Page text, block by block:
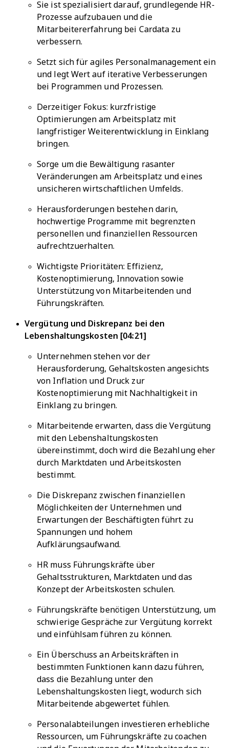
Sie ist spezialisiert darauf, grundlegende HR-
Prozesse aufzubauen und die
Mitarbeitererfahrung bei Cardata zu
verbessern.
Setzt sich für agiles Personalmanagement ein
und legt Wert auf iterative Verbesserungen
bei Programmen und Prozessen.
Derzeitiger Fokus: kurzfristige
Optimierungen am Arbeitsplatz mit
langfristiger Weiterentwicklung in Einklang
bringen.
Sorge um die Bewältigung rasanter
Veränderungen am Arbeitsplatz und eines
unsicheren wirtschaftlichen Umfelds.
Herausforderungen bestehen darin,
hochwertige Programme mit begrenzten
personellen und finanziellen Ressourcen
aufrechtzuerhalten.
Wichtigste Prioritäten: Effizienz,
Kostenoptimierung, Innovation sowie
Unterstützung von Mitarbeitenden und
Führungskräften.
Vergütung und Diskrepanz bei den
Lebenshaltungskosten [04:21]
Unternehmen stehen vor der
Herausforderung, Gehaltskosten angesichts
von Inflation und Druck zur
Kostenoptimierung mit Nachhaltigkeit in
Einklang zu bringen.
Mitarbeitende erwarten, dass die Vergütung
mit den Lebenshaltungskosten
übereinstimmt, doch wird die Bezahlung eher
durch Marktdaten und Arbeitskosten
bestimmt.
Die Diskrepanz zwischen finanziellen
Möglichkeiten der Unternehmen und
Erwartungen der Beschäftigten führt zu
Spannungen und hohem
Aufklärungsaufwand.
HR muss Führungskräfte über
Gehaltsstrukturen, Marktdaten und das
Konzept der Arbeitskosten schulen.
Führungskräfte benötigen Unterstützung, um
schwierige Gespräche zur Vergütung korrekt
und einfühlsam führen zu können.
Ein Überschuss an Arbeitskräften in
bestimmten Funktionen kann dazu führen,
dass die Bezahlung unter den
Lebenshaltungskosten liegt, wodurch sich
Mitarbeitende abgewertet fühlen.
Personalabteilungen investieren erhebliche
Ressourcen, um Führungskräfte zu coachen